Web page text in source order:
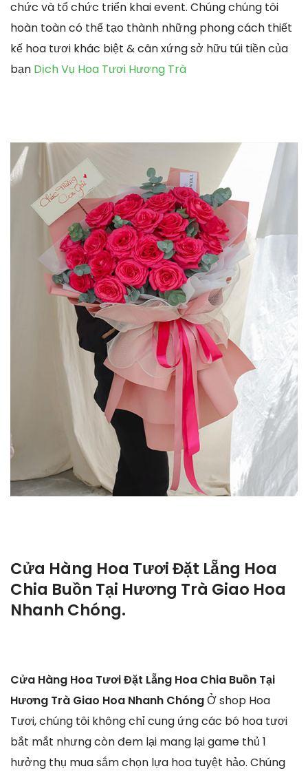
chức và tổ chức triển khai event. Chúng chúng tôi
hoàn toàn có thể tạo thành những phong cách thiết
kế hoa tươi khác biệt & cân xứng sở hữu túi tiền của
bạn Dịch Vụ Hoa Tươi Hương Trà
Cửa Hàng Hoa Tươi Đặt Lẵng Hoa
Chia Buồn Tại Hương Trà Giao Hoa
Nhanh Chóng.
Cửa Hàng Hoa Tươi Đặt Lẵng Hoa Chia Buồn Tại
Hương Trà Giao Hoa Nhanh ChóngỞ shop Hoa
Tươi, chúng tôi không chỉ cung ứng các bó hoa tươi
bắt mắt nhưng còn đem lại mang lại game thủ 1
hưởng thụ mua sắm chọn lựa hoa tuyệt hảo. Chúng